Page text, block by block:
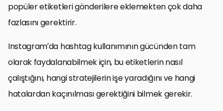
popüler etiketleri gönderilere eklemekten çok daha
fazlasını gerektirir.
Instagram’da hashtag kullanımının gücünden tam
olarak faydalanabilmek için, bu etiketlerin nasıl
çalıştığını, hangi stratejilerin işe yaradığını ve hangi
hatalardan kaçınılması gerektiğini bilmek gerekir.